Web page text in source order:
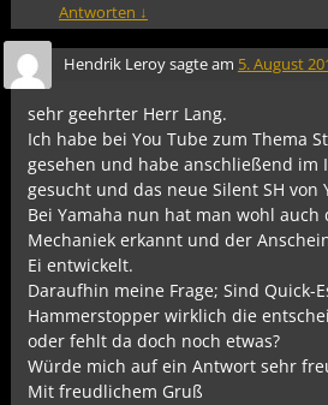
Antworten ↓
Hendrik Leroysagte am 5. August
sehr geehrter Herr Lang.
Ich habe bei You Tube zum Thema
gesehen und habe anschließend im
gesucht und das neue Silent SH von
Bei Yamaha nun hat man wohl
Mechaniek erkannt und der
Ei entwickelt.
Daraufhin meine Frage; Sind Quick-
Hammerstopper wirklich die
oder fehlt da doch noch etwas?
Würde mich auf ein Antwort sehr
Mit freudlichem Gruß